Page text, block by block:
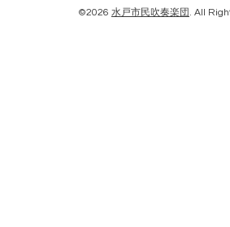
©2026 水戸市民吹奏楽団 . All